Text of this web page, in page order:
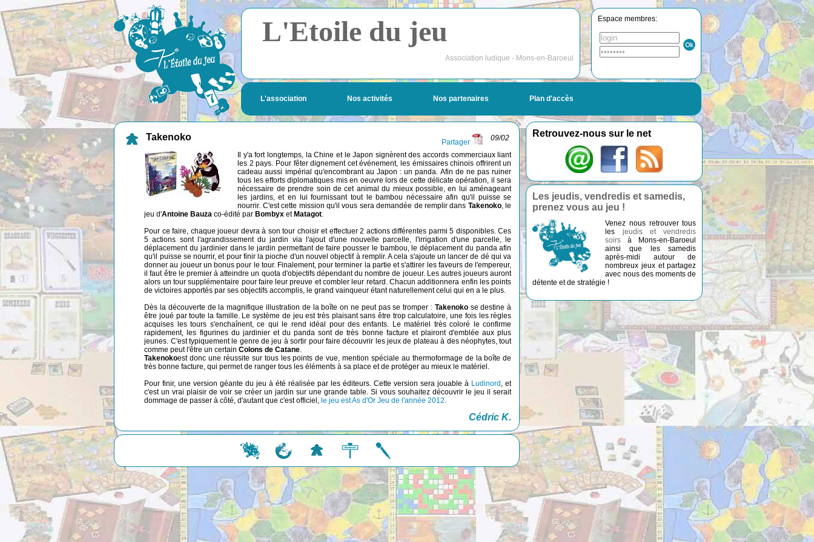
L'Etoile du jeu
Association ludique - Mons-en-Baroeul
Espace membres:
L'association Nos activités Nos partenaires Plan d'accès
Takenoko 09/02
Partager
Il y'a fort longtemps, la Chine et le Japon signèrent des accords commerciaux liant
les 2 pays. Pour fêter dignement cet événement, les émissaires chinois offrirent un
cadeau aussi impérial qu'encombrant au Japon : un panda. Afin de ne pas ruiner
tous les efforts diplomatiques mis en oeuvre lors de cette délicate opération, il sera
nécessaire de prendre soin de cet animal du mieux possible, en lui aménageant
les jardins, et en lui fournissant tout le bambou nécessaire afin qu'il puisse se
nourrir. C'est cette mission qu'il vous sera demandée de remplir dans Takenoko, le
jeu d'Antoine Bauza co-édité par Bombyx et Matagot.
Pour ce faire, chaque joueur devra à son tour choisir et effectuer 2 actions différentes parmi 5 disponibles. Ces
5 actions sont l'agrandissement du jardin via l'ajout d'une nouvelle parcelle, l'irrigation d'une parcelle, le
déplacement du jardinier dans le jardin permettant de faire pousser le bambou, le déplacement du panda afin
qu'il puisse se nourrir, et pour finir la pioche d'un nouvel objectif à remplir. A cela s'ajoute un lancer de dé qui va
donner au joueur un bonus pour le tour. Finalement, pour terminer la partie et s'attirer les faveurs de l'empereur,
il faut être le premier à atteindre un quota d'objectifs dépendant du nombre de joueur. Les autres joueurs auront
alors un tour supplémentaire pour faire leur preuve et combler leur retard. Chacun additionnera enfin les points
de victoires apportés par ses objectifs accomplis, le grand vainqueur étant naturellement celui qui en a le plus.
Dès la découverte de la magnifique illustration de la boîte on ne peut pas se tromper : Takenokose destine à
être joué par toute la famille. Le système de jeu est très plaisant sans être trop calculatoire, une fois les règles
acquises les tours s'enchaînent, ce qui le rend idéal pour des enfants. Le matériel très coloré le confirme
rapidement, les figurines du jardinier et du panda sont de très bonne facture et plairont d'emblée aux plus
jeunes. C'est typiquement le genre de jeu à sortir pour faire découvrir les jeux de plateau à des néophytes, tout
comme peut l'être un certainColons de Catane.
Takenokoest donc une réussite sur tous les points de vue, mention spéciale au thermoformage de la boîte de
très bonne facture, qui permet de ranger tous les éléments à sa place et de protéger au mieux le matériel.
Pour finir, une version géante du jeu à été réalisée par les éditeurs. Cette version sera jouable à Ludinord , et
c'est un vrai plaisir de voir se créer un jardin sur une grande table. Si vous souhaitez découvrir le jeu il serait
dommage de passer à côté, d'autant que c'est officiel, le jeu est As d'Or Jeu de l'année 2012.
Cédric K.
Retrouvez-nous sur le net
Les jeudis, vendredis et samedis,
prenez vous au jeu !
Venez nous retrouver tous
les jeudis et vendredis
soirs à Mons-en-Baroeul
ainsi que les samedis
après-midi autour de
nombreux jeux et partagez
avec nous des moments de
détente et de stratégie !